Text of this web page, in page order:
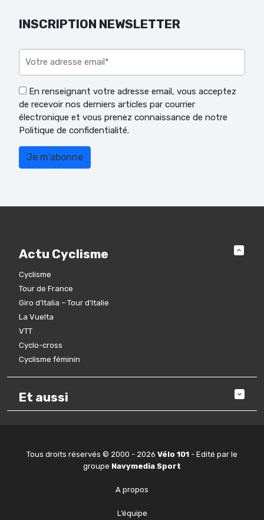
INSCRIPTION NEWSLETTER
En renseignant votre adresse email, vous acceptez
de recevoir nos derniers articles par courrier
électronique et vous prenez connaissance de notre
Politique de confidentialité.
Actu Cyclisme
Cyclisme
Tour de France
Giro d’Italia – Tour d’Italie
La Vuelta
VTT
Cyclo-cross
Cyclisme féminin
Et aussi
Tous droits réservés © 2000 - 2026 Vélo 101 - Edité par le
groupe Navymedia Sport
A propos
L’équipe